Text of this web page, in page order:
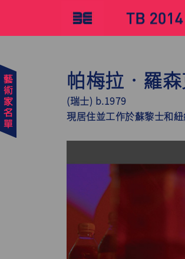
帕梅拉‧羅森
(瑞士) b.1979
現居住並工作於蘇黎士和紐